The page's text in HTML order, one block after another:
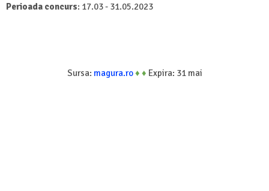
Perioada concurs: 17.03 - 31.05.2023
Sursa: magura.ro♦ ♦ Expira: 31 mai